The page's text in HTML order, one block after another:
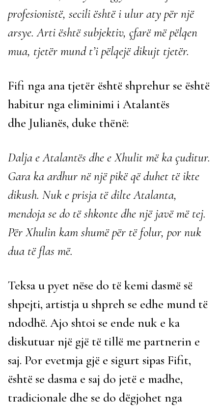
profesionistë, secili është i ulur aty për një
arsye. Arti është subjektiv, çfarë më pëlqen
mua, tjetër mund t’i pëlqejë dikujt tjetër.
Fifi nga ana tjetër është shprehur se është
habitur nga eliminimi i Atalantës
dhe Julianës, duke thënë:
Dalja e Atalantës dhe e Xhulit më ka çuditur.
Gara ka ardhur në një pikë që duhet të ikte
dikush. Nuk e prisja të dilte Atalanta,
mendoja se do të shkonte dhe një javë më tej.
Për Xhulin kam shumë për të folur, por nuk
dua të flas më.
Teksa u pyet nëse do të kemi dasmë së
shpejti, artistja u shpreh se edhe mund të
ndodhë. Ajo shtoi se ende nuk e ka
diskutuar një gjë të tillë me partnerin e
saj. Por evetmja gjë e sigurt sipas Fifit,
është se dasma e saj do jetë e madhe,
tradicionale dhe se do dëgjohet nga